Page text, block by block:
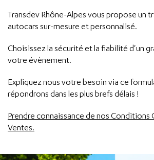
Transdev Rhône-Alpes vous propose un
autocars sur-mesure et personnalisé.
Choisissez la sécurité et la fiabilité d'un
votre évènement.
Expliquez nous votre besoin via ce
répondrons dans les plus brefs délais !
Prendre connaissance de nos Conditions
Ventes.